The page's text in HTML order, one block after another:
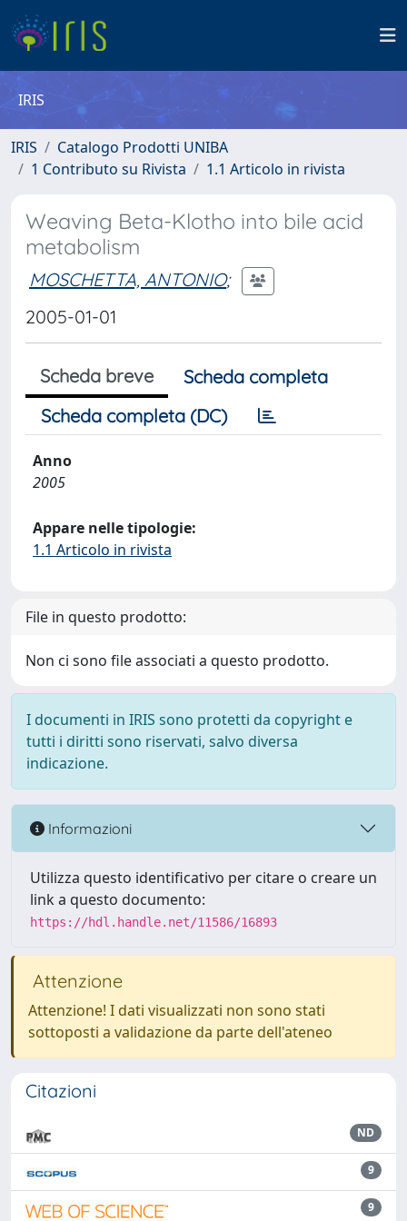
IRIS
IRIS
Catalogo Prodotti UNIBA
1 Contributo su Rivista
1.1 Articolo in rivista
Weaving Beta-Klotho into bile acid
metabolism
MOSCHETTA, ANTONIO;
2005-01-01
Scheda breve
Scheda completa
Scheda completa (DC)
Anno
2005
Appare nelle tipologie:
1.1 Articolo in rivista
File in questo prodotto:
Non ci sono file associati a questo prodotto.
I documenti in IRIS sono protetti da copyright e
tutti i diritti sono riservati, salvo diversa
indicazione.
Informazioni
Utilizza questo identificativo per citare o creare un
link a questo documento:
https://hdl.handle.net/11586/16893
Attenzione
Attenzione! I dati visualizzati non sono stati
sottoposti a validazione da parte dell'ateneo
Citazioni
ND
9
9